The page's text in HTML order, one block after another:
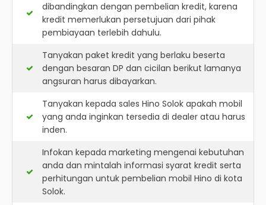
dibandingkan dengan pembelian kredit, karena
kredit memerlukan persetujuan dari pihak
pembiayaan terlebih dahulu.
Tanyakan paket kredit yang berlaku beserta
dengan besaran DP dan cicilan berikut lamanya
angsuran harus dibayarkan.
Tanyakan kepada sales Hino Solok apakah mobil
yang anda inginkan tersedia di dealer atau harus
inden.
Infokan kepada marketing mengenai kebutuhan
anda dan mintalah informasi syarat kredit serta
perhitungan untuk pembelian mobil Hino di kota
Solok.